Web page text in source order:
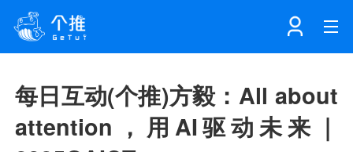
产品 注册 登录
每日互动(个推)方毅：All about
attention，用AI驱动未来｜